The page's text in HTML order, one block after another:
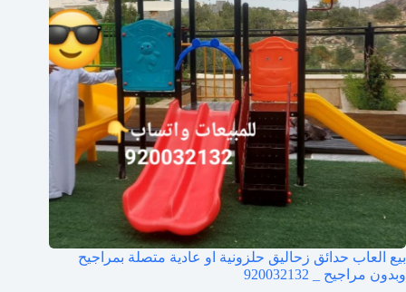
بيع العاب حدائق زحاليق حلزونية او عادية متصلة بمراجيح
وبدون مراجيح _ 920032132